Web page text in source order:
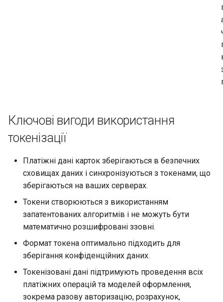
Ключові вигоди використання
токенізації
Платіжні дані карток зберігаються в безпечних
сховищах даних і синхронізуються з токенами, що
зберігаються на ваших серверах.
Токени створюються з використанням
запатентованих алгоритмів і не можуть бути
математично розшифровані ззовні.
Формат токена оптимально підходить для
зберігання конфіденційних даних.
Токенізовані дані підтримують проведення всіх
платіжних операцій та моделей оформлення,
зокрема разову авторизацію, розрахунок,